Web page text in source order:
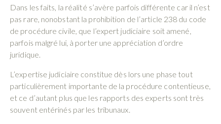
Dans les faits, la réalité s’avère parfois différente car il n’est
pas rare, nonobstant la prohibition de l’article 238 du code
de procédure civile, que l’expert judiciaire soit amené,
parfois malgré lui, à porter une appréciation d’ordre
juridique.
L’expertise judiciaire constitue dès lors une phase tout
particulièrement importante de la procédure contentieuse,
et ce d’autant plus que les rapports des experts sont très
souvent entérinés par les tribunaux.